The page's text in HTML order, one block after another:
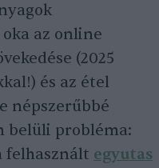
az online
(2025
és az étel
népszerűbbé
belüli probléma:
felhasznált egyutas